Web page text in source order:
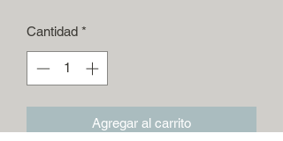
Cantidad *
Agregar al carrito